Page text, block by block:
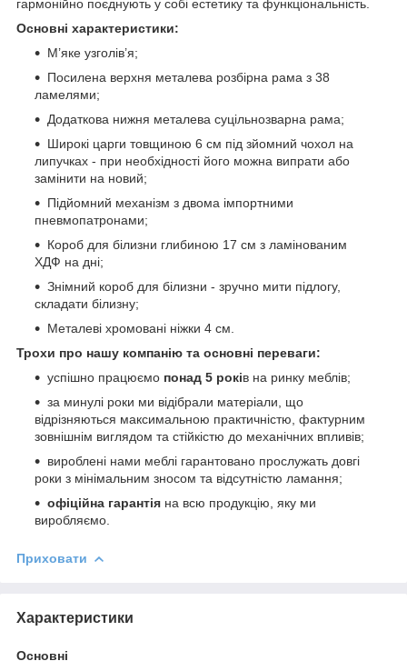
гармонійно поєднують у собі естетику та функціональність.
Основні характеристики:
М’яке узголів’я;
Посилена верхня металева розбірна рама з 38
ламелями;
Додаткова нижня металева суцільнозварна рама;
Широкі царги товщиною 6 см під зйомний чохол на
липучках - при необхідності його можна випрати або
замінити на новий;
Підйомний механізм з двома імпортними
пневмопатронами;
Короб для білизни глибиною 17 см з ламінованим
ХДФ на дні;
Знімний короб для білизни - зручно мити підлогу,
складати білизну;
Металеві хромовані ніжки 4 см.
Трохи про нашу компанію та основні переваги:
успішно працюємо понад 5 років на ринку меблів;
за минулі роки ми відібрали матеріали, що
відрізняються максимальною практичністю, фактурним
зовнішнім виглядом та стійкістю до механічних впливів;
вироблені нами меблі гарантовано прослужать довгі
роки з мінімальним зносом та відсутністю ламання;
офіційна гарантія на всю продукцію, яку ми
виробляємо.
Приховати
Характеристики
Основні